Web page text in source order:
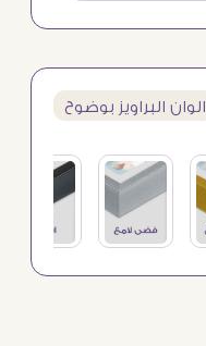
الوان البراويز بوضوح